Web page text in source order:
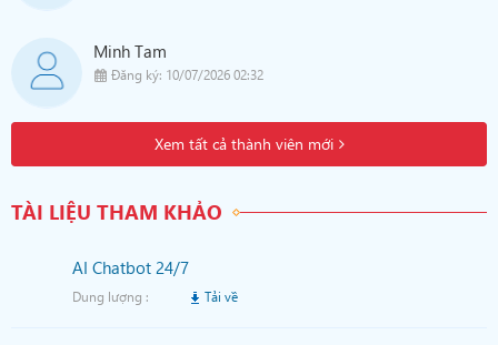
Minh Tam
Đăng ký: 10/07/2026 02:32
Xem tất cả thành viên mới
TÀI LIỆU THAM KHẢO
AI Chatbot 24/7
Dung lượng : Tải về